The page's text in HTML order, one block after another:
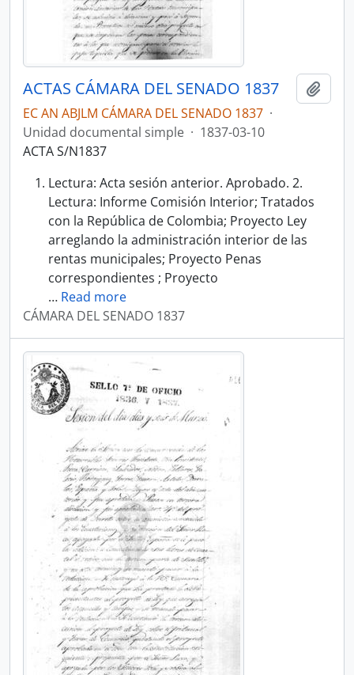
ACTAS CÁMARA DEL SENADO 1837
EC AN ABJLM CÁMARA DEL SENADO 1837 ·
Unidad documental simple · 1837-03-10
ACTA S/N1837
Lectura: Acta sesión anterior. Aprobado. 2.
Lectura: Informe Comisión Interior; Tratados
con la República de Colombia; Proyecto Ley
arreglando la administración interior de las
rentas municipales; Proyecto Penas
correspondientes ; Proyecto
… Read more
CÁMARA DEL SENADO 1837